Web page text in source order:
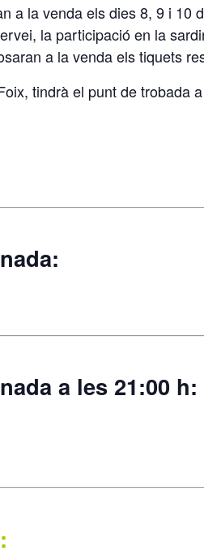
a la venda els dies 8, 9 i
la participació en la
a la venda els tiquets
tindrà el punt de trobada
a les 21:00 h: